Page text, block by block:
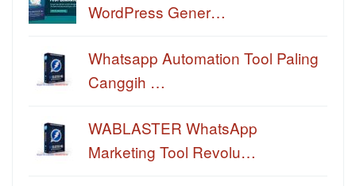
WordPress Gener…
Whatsapp Automation Tool Paling
Canggih …
WABLASTER WhatsApp
Marketing Tool Revolu…